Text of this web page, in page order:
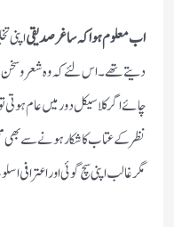
اب معلوم ہواکہ ساغر صدیقیاپنی
دیتے تھے ۔ اس لئے کہ وہ شعرو
چائے اگر کلاسیکل دور میں عام ہوتی
نظر کے عتاب کا شکار ہونے سے بھی
مگر غالب اپنی سچ گوئی اور اعترافی